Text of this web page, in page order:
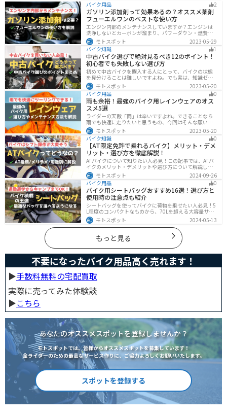
バイク用品 2
ガソリン添加剤って効果あるの？オススメ薬剤
フューエルワンのベストな使い方
エンジン内部のメンテナンスしていますか？エンジンは
洗浄しないとカーボンが溜まり、パワーダウン・燃費の
悪化、燃焼以上、エンジンの焼き付きなどのトラブルの
原因になります。定期的にガソリン添加剤を入れてエン
ジン内部も綺麗にしましょう。
モトスポット
2023-05-29
バイク知識
1
中古バイク選びで絶対見るべき12のポイント！
初心者でも失敗しない選び方
初めて中古バイクを購入する人にとって、バイクの状態
を見分けることは難しいですよね。でも実は、知識ゼロ
の初心者でも「12のポイント」に注目するだけで、中古
バイクの良し悪しを簡単に判断することができるんで
す！正しいポイントを押させて失敗しないバイク選びが
できるようになりましょう。
モトスポット
2023-05-20
バイク用品
0
雨も余裕！最強のバイク用レインウェアのオス
スメ5選
ライダーの天敵「雨」は辛いですよね。できることなら
雨でも快適に走りたいと思うもの、今回はそんな願いを
叶える最強のバイク用レインウェアを紹介します。レイ
ンウェアの選び方や撥水力が落ちてきた時のメンテナン
ス方法もまとめたので、参考にしてください。
モトスポット
2023-05-20
バイク知識
0
【AT限定免許で乗れるバイク】メリット・デメ
リット・選び方を徹底解説！
ATバイクについて知りたい人必見！この記事では、ATバ
イクのメリット・デメリットや選び方について解説しま
す。 実はAT限定免許で乗れるバイクの種類は多数ありま
す。記事を参考に、自分に合ったATバイクを選びましょ
う。
モトスポット
2024-09-26
バイク用品
0
バイク用シートバッグおすすめ16選！選び方と
使用時の注意点も紹介
シートバッグを使ってバイクに荷物を乗せたい人必見！5
L程度のコンパクトなものから、70Lを超える大容量サイ
ズまでシートバッグは種類が豊富です。用途に合わせて
選べば今よりもっと快適に荷物を運ぶことができます。
この記事でバッグの種類や選び方、オススメ商品を紹介
します。
モトスポット 2024-05-13
もっと見る
不要になったバイク用品高く売れます！
▶︎手数料無料の宅配買取
実際に売ってみた体験談
▶︎こちら
あなたのオススメスポットを登録しませんか？
モトスポットでは、皆様からオススメスポットを募集しています！
全ライダーのための最高なサービス作りに、ご協力よろしくお願いいたします。
スポットを登録する